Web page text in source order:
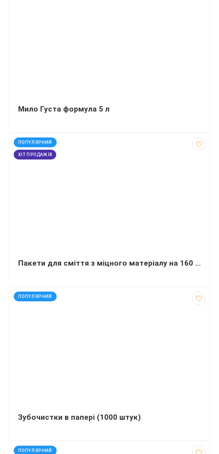
Мило Густа формула 5 л
ПОПУЛЯРНИЙ
ХІТ ПРОДАЖІВ
код: 20746
Пакети для сміття з міцного матеріалу на 160 літрів 10 штук
ПОПУЛЯРНИЙ
код: 60234
Зубочистки в папері (1000 штук)
ПОПУЛЯРНИЙ
код: 810007